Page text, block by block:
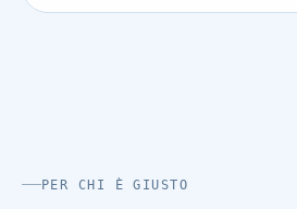
PER CHI È GIUSTO